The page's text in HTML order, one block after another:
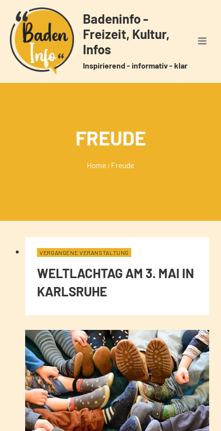
Inhalt
springen
Badeninfo -
Freizeit, Kultur,
Infos
Inspirierend - informativ - klar
FREUDE
Home / Freude
VERGANGENE VERANSTALTUNG
WELTLACHTAG AM 3. MAI IN
KARLSRUHE